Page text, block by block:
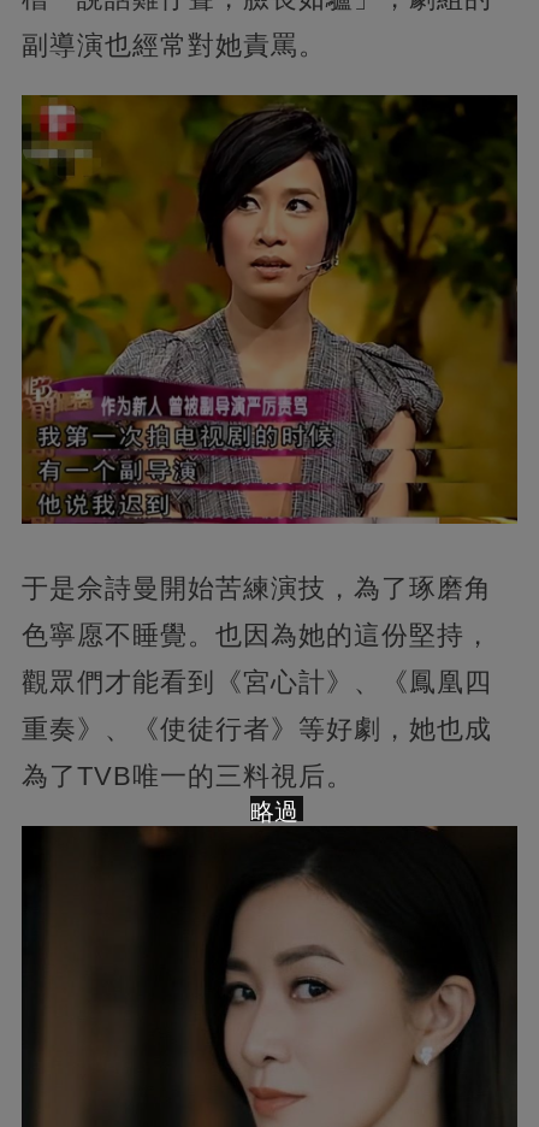
副導演也經常對她責罵。
于是佘詩曼開始苦練演技，為了琢磨角
色寧愿不睡覺。也因為她的這份堅持，
觀眾們才能看到《宮心計》、《鳳凰四
重奏》、《使徒行者》等好劇，她也成
為了TVB唯一的三料視后。
略過